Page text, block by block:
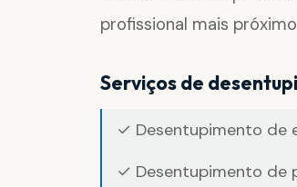
profissional mais
Serviços de
✓ Desentupimento de
✓ Desentupimento de